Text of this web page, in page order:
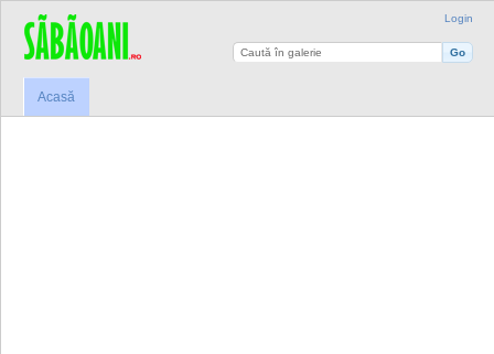
Login
Acasă